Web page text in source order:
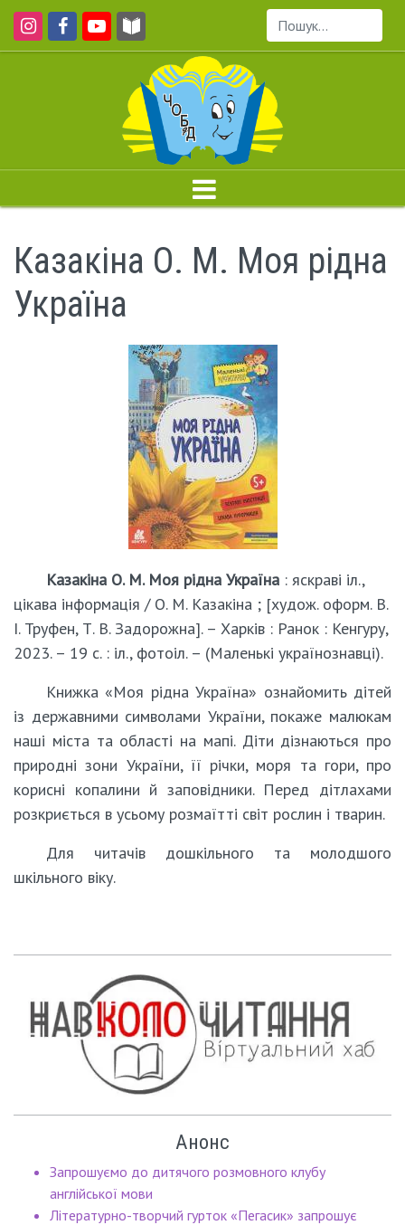
Пошук...
Казакіна О. М. Моя рідна
Україна
Казакіна О. М. Моя рідна Україна : яскраві іл.,
цікава інформація / О. М. Казакіна ; [худож. оформ. В.
І. Труфен, Т. В. Задорожна]. – Харків : Ранок : Кенгуру,
2023. – 19 с. : іл., фотоіл. – (Маленькі українознавці).
Книжка «Моя рідна Україна» ознайомить дітей
із державними символами України, покаже малюкам
наші міста та області на мапі. Діти дізнаються про
природні зони України, її річки, моря та гори, про
корисні копалини й заповідники. Перед дітлахами
розкриється в усьому розмаїтті світ рослин і тварин.
Для читачів дошкільного та молодшого
шкільного віку.
Анонс
Запрошуємо до дитячого розмовного клубу
англійської мови
Літературно-творчий гурток «Пегасик» запрошує